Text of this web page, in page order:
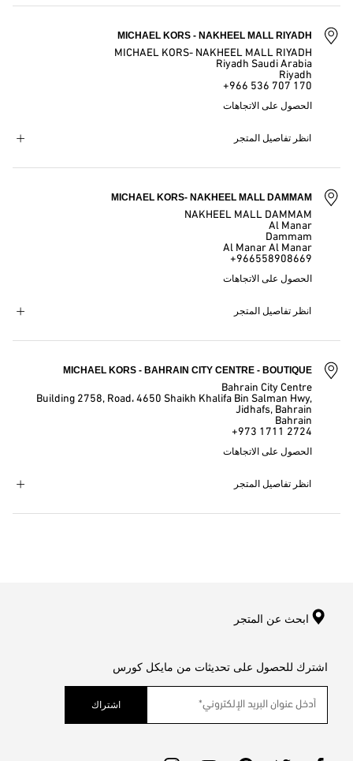
MICHAEL KORS - NAKHEEL MALL RIYADH
MICHAEL KORS- NAKHEEL MALL RIYADH
Riyadh Saudi Arabia
Riyadh
+966 536 707 170
الحصول على الاتجاهات
انظر تفاصيل المتجر
MICHAEL KORS- NAKHEEL MALL DAMMAM
NAKHEEL MALL DAMMAM
Al Manar
Dammam
Al Manar Al Manar
+966558908669
الحصول على الاتجاهات
انظر تفاصيل المتجر
MICHAEL KORS - BAHRAIN CITY CENTRE - BOUTIQUE
Bahrain City Centre
Building 2758, Road، 4650 Shaikh Khalifa Bin Salman Hwy,
Jidhafs, Bahrain
Bahrain
+973 1711 2724
الحصول على الاتجاهات
انظر تفاصيل المتجر
ابحث عن المتجر
اشترك للحصول على تحديثات من مايكل كورس
اشتراك